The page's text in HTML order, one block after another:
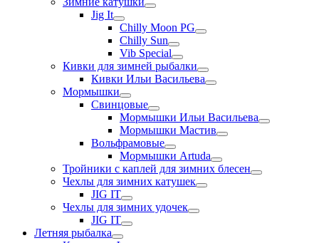
Jig It
Chilly Moon PG
Chilly Sun
Vib Special
Кивки для зимней рыбалки
Кивки Ильи Васильева
Мормышки
Свинцовые
Мормышки Ильи Васильева
Мормышки Мастив
Вольфрамовые
Мормышки Artuda
Тройники с каплей для зимних блесен
Чехлы для зимних катушек
JIG IT
Чехлы для зимних удочек
JIG IT
Летняя рыбалка